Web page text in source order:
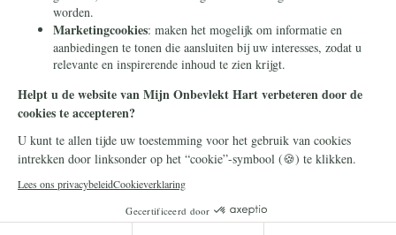
Nalaten
Zelf overschrijven
© 2026 Stichting Civitas Christiana
Cookieverklaring
Privacy